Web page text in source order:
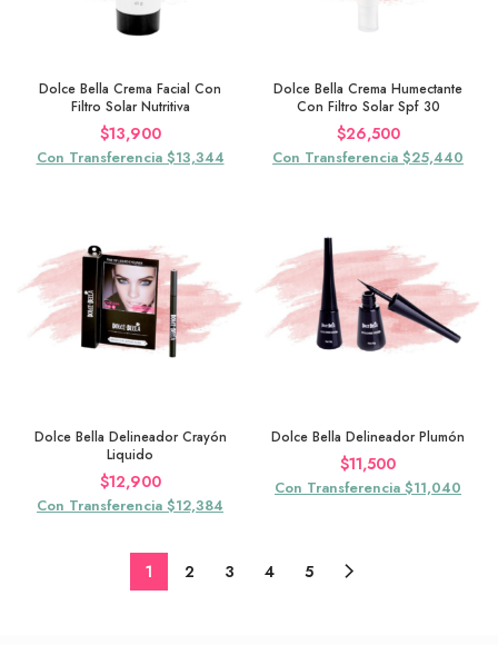
Dolce Bella Crema Facial Con
Filtro Solar Nutritiva
$13,900
Con Transferencia $13,344
Dolce Bella Crema Humectante
Con Filtro Solar Spf 30
$26,500
Con Transferencia $25,440
Dolce Bella Delineador Crayón
Liquido
$12,900
Con Transferencia $12,384
Dolce Bella Delineador Plumón
$11,500
Con Transferencia $11,040
1 2 3 4 5